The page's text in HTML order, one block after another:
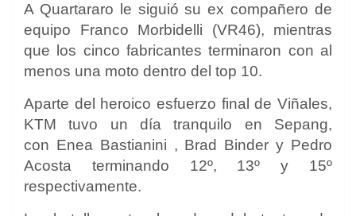
A Quartararo le siguió su ex compañero de
equipo Franco Morbidelli (VR46), mientras
que los cinco fabricantes terminaron con al
menos una moto dentro del top 10.
Aparte del heroico esfuerzo final de Viñales,
KTM tuvo un día tranquilo en Sepang,
con Enea Bastianini , Brad Binder y Pedro
Acosta terminando 12º, 13º y 15º
respectivamente.